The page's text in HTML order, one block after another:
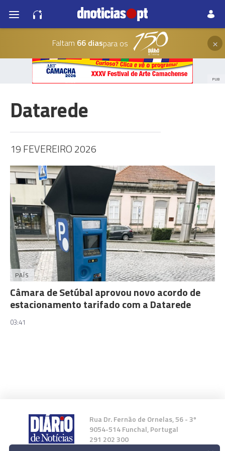
Faltam 66 diaspara os ×
PUB
Datarede
19 FEVEREIRO 2026
PAÍS
Câmara de Setúbal aprovou novo acordo de
estacionamento tarifado com a Datarede
03:41
Rua Dr. Fernão de Ornelas, 56 - 3º
9054-514 Funchal, Portugal
291 202 300